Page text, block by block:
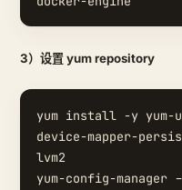
3）设置 yum repository
yum install -y
device-mapper-
lvm2
yum-config-